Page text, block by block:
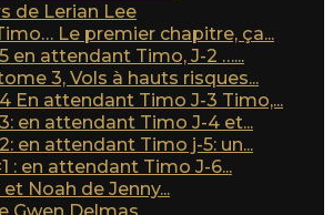
de Lerian Lee
Le premier chapitre, ça...
en attendant Timo, J-2 …...
3, Vols à hauts risques...
En attendant Timo J-3 Timo,...
en attendant Timo J-4 et...
en attendant Timo j-5: un...
: en attendant Timo J-6...
Noah de Jenny...